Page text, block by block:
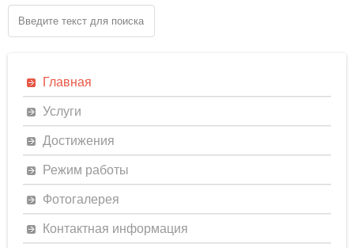
Главная
Услуги
Достижения
Режим работы
Фотогалерея
Контактная информация